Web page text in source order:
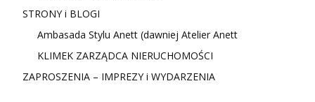
STRONY i BLOGI
Ambasada Stylu Anett (dawniej Atelier Anett
KLIMEK ZARZĄDCA NIERUCHOMOŚCI
ZAPROSZENIA – IMPREZY i WYDARZENIA